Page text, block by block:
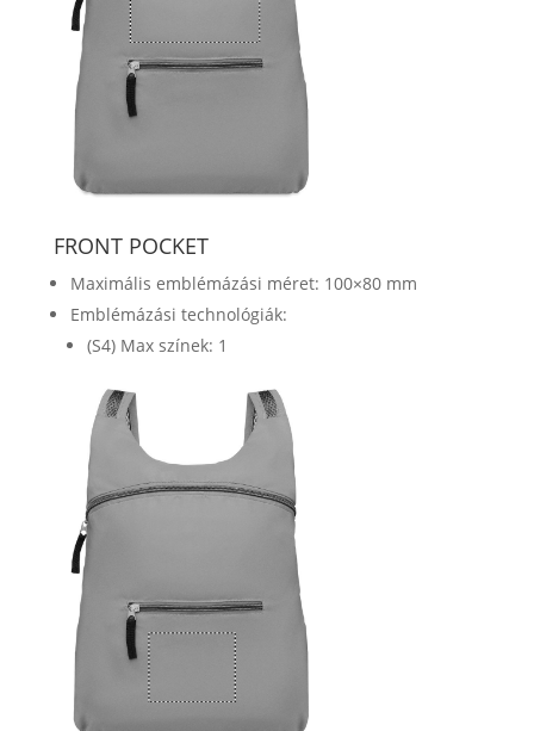
FRONT POCKET
Maximális emblémázási méret: 100×80 mm
Emblémázási technológiák:
(S4) Max színek: 1